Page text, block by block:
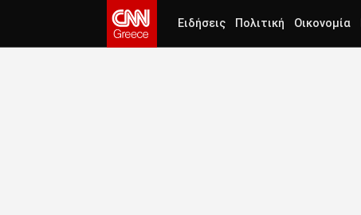
Ειδήσεις Πολιτική Οικονομία